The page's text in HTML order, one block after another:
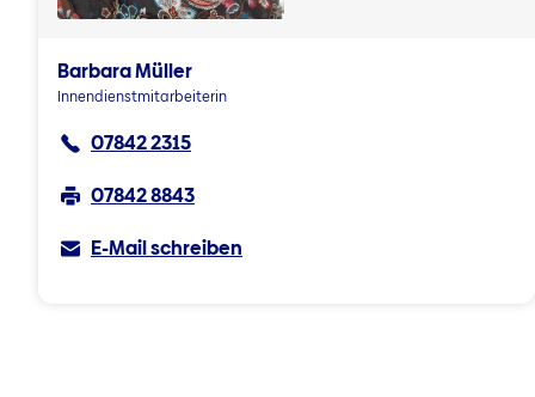
Barbara Müller
Innendienstmitarbeiterin
07842 2315
07842 8843
E-Mail schreiben